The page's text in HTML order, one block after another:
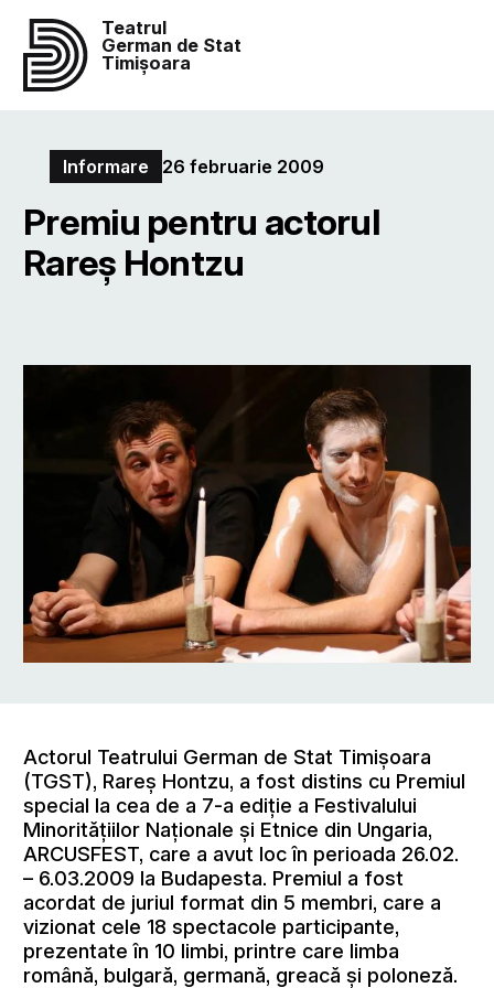
Teatrul
German de Stat
Timișoara
Informare 26 februarie 2009
Premiu pentru actorul
Rareş Hontzu
Actorul Teatrului German de Stat Timişoara
(TGST), Rareş Hontzu, a fost distins cu Premiul
special la cea de a 7-a ediţie a Festivalului
Minorităţiilor Naţionale şi Etnice din Ungaria,
ARCUSFEST, care a avut loc în perioada 26.02.
– 6.03.2009 la Budapesta. Premiul a fost
acordat de juriul format din 5 membri, care a
vizionat cele 18 spectacole participante,
prezentate în 10 limbi, printre care limba
română, bulgară, germană, greacă şi poloneză.